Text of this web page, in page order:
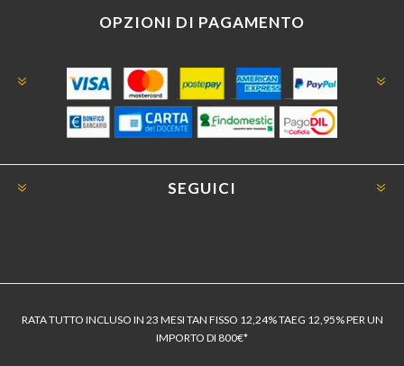
OPZIONI DI PAGAMENTO
SEGUICI
RATA TUTTO INCLUSO IN 23 MESI TAN FISSO 12,24% TAEG 12,95% PER UN
IMPORTO DI 800€*